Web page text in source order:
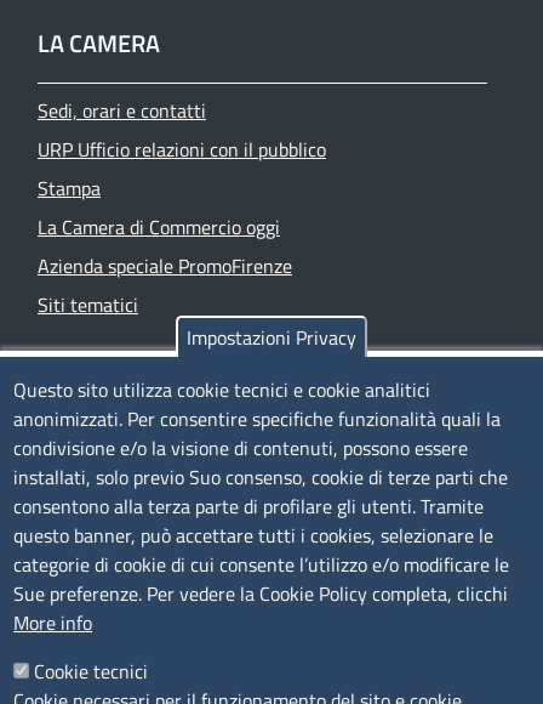
LA CAMERA
Sedi, orari e contatti
URP Ufficio relazioni con il pubblico
Stampa
La Camera di Commercio oggi
Azienda speciale PromoFirenze
Siti tematici
TRASPARENZA
Albo Online
Amministrazione trasparente
Bandi e concorsi
Segnalazioni Whistleblowing
Accessibilità
IBAN e pagamenti informatici
Informative privacy e cookie
Impostazioni Privacy
Questo sito utilizza cookie tecnici e cookie analitici
anonimizzati. Per consentire specifiche funzionalità quali la
condivisione e/o la visione di contenuti, possono essere
installati, solo previo Suo consenso, cookie di terze parti che
consentono alla terza parte di profilare gli utenti. Tramite
questo banner, può accettare tutti i cookies, selezionare le
categorie di cookie di cui consente l’utilizzo e/o modificare le
Sue preferenze. Per vedere la Cookie Policy completa, clicchi
More info
Cookie tecnici